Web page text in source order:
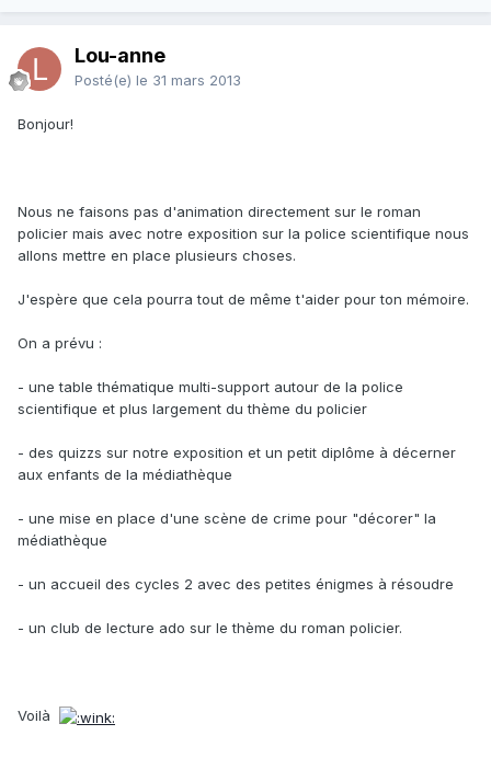
Lou-anne
Posté(e) le 31 mars 2013
Bonjour!
Nous ne faisons pas d'animation directement sur le roman
policier mais avec notre exposition sur la police scientifique nous
allons mettre en place plusieurs choses.
J'espère que cela pourra tout de même t'aider pour ton mémoire.
On a prévu :
- une table thématique multi-support autour de la police
scientifique et plus largement du thème du policier
- des quizzs sur notre exposition et un petit diplôme à décerner
aux enfants de la médiathèque
- une mise en place d'une scène de crime pour "décorer" la
médiathèque
- un accueil des cycles 2 avec des petites énigmes à résoudre
- un club de lecture ado sur le thème du roman policier.
Voilà